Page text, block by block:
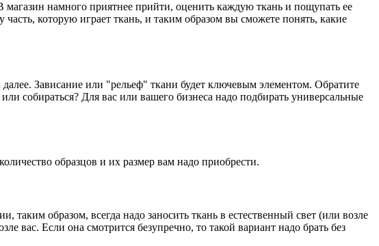
магазин намного приятнее прийти, оценить каждую ткань и пощупать ее
которую играет ткань, и таким образом вы сможете понять, какие
далее. Зависание или "рельеф" ткани будет ключевым элементом. Обратите
собираться? Для вас или вашего бизнеса надо подбирать универсальные
образцов и их размер вам надо приобрести.
образом, всегда надо заносить ткань в естественный свет (или возле
вас. Если она смотрится безупречно, то такой вариант надо брать без